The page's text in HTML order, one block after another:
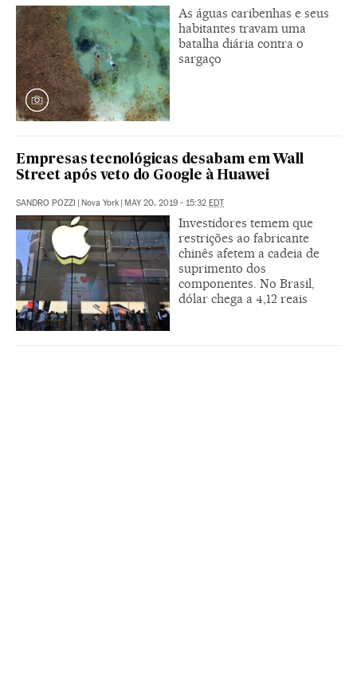
As águas caribenhas e seus
habitantes travam uma
batalha diária contra o
sargaço
Empresas tecnológicas desabam em Wall
Street após veto do Google à Huawei
SANDRO POZZI | Nova York | MAY 20, 2019 - 15:32 EDT
Investidores temem que
restrições ao fabricante
chinês afetem a cadeia de
suprimento dos
componentes. No Brasil,
dólar chega a 4,12 reais